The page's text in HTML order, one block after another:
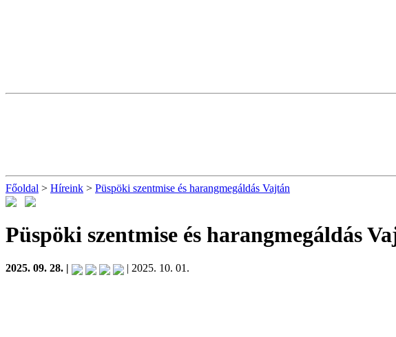
Főoldal > Híreink > Püspöki szentmise és harangmegáldás Vajtán
Püspöki szentmise és harangmegáldás
2025. 09. 28. | | 2025. 10. 01.